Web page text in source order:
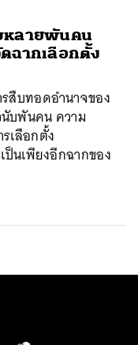
หลายพันคน
ฉากเลือกตั้ง
สืบทอดอำนาจของ
บพันคน ความ
เลือกตั้ง
นเพียงอีกฉากของ